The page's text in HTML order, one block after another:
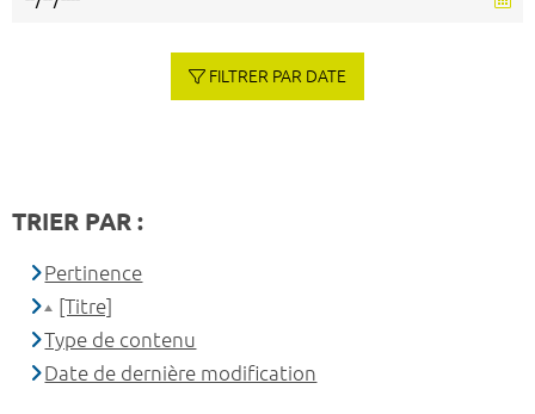
FILTRER PAR DATE
TRIER PAR :
Pertinence
[Titre]
Type de contenu
Date de dernière modification